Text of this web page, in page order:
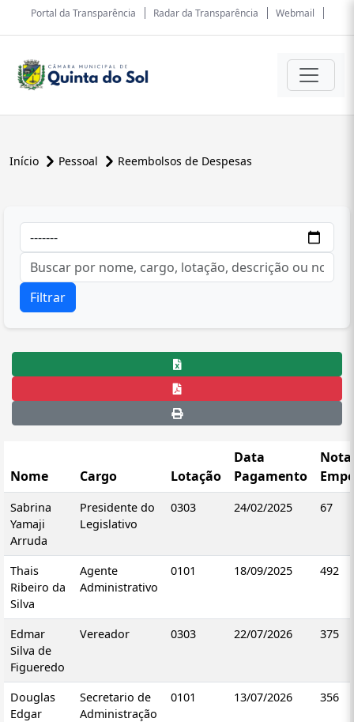
Portal da Transparência Radar da Transparência Webmail
Início Pessoal Reembolsos de Despesas
Filtrar
Nome Cargo Lotação
Data
Pagamento
Nota
Sabrina
Yamaji
Arruda
Presidente do
Legislativo
0303 24/02/2025 67
Thais
Ribeiro da
Silva
Agente
Administrativo
0101 18/09/2025 492
Edmar
Silva de
Figueredo
Vereador 0303 22/07/2026 375
Douglas
Edgar
Secretario de
Administração
0101 13/07/2026 356